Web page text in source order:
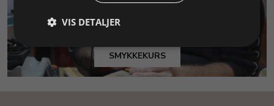
SMYKKEKURS
VIS DETALJER